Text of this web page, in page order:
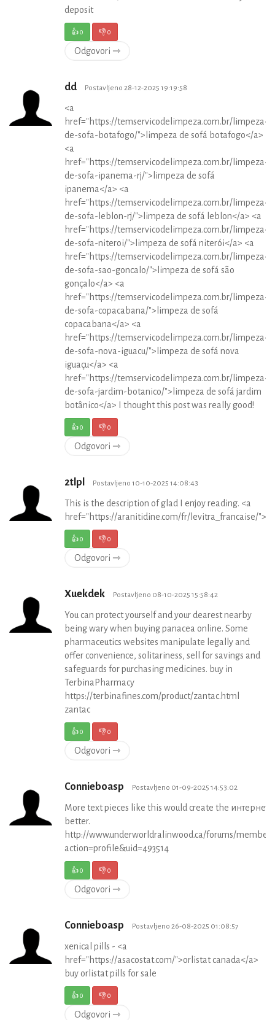
deposit
👍0 👎0
Odgovori ⇾
dd Postavljeno 28-12-2025 19:19:58
<a
href="https://temservicodelimpeza.com.br/limpeza-
de-sofa-botafogo/">limpeza de sofá botafogo</a>
<a
href="https://temservicodelimpeza.com.br/limpeza-
de-sofa-ipanema-rj/">limpeza de sofá
ipanema</a> <a
href="https://temservicodelimpeza.com.br/limpeza-
de-sofa-leblon-rj/">limpeza de sofá leblon</a> <a
href="https://temservicodelimpeza.com.br/limpeza-
de-sofa-niteroi/">limpeza de sofá niterói</a> <a
href="https://temservicodelimpeza.com.br/limpeza-
de-sofa-sao-goncalo/">limpeza de sofá são
gonçalo</a> <a
href="https://temservicodelimpeza.com.br/limpeza-
de-sofa-copacabana/">limpeza de sofá
copacabana</a> <a
href="https://temservicodelimpeza.com.br/limpeza-
de-sofa-nova-iguacu/">limpeza de sofá nova
iguaçu</a> <a
href="https://temservicodelimpeza.com.br/limpeza-
de-sofa-jardim-botanico/">limpeza de sofá jardim
botânico</a> I thought this post was really good!
👍0 👎0
Odgovori ⇾
2tlpl Postavljeno 10-10-2025 14:08:43
This is the description of glad I enjoy reading. <a
href="https://aranitidine.com/fr/levitra_francaise/
👍0 👎0
Odgovori ⇾
Xuekdek Postavljeno 08-10-2025 15:58:42
You can protect yourself and your dearest nearby
being wary when buying panacea online. Some
pharmaceutics websites manipulate legally and
offer convenience, solitariness, sell for savings and
safeguards for purchasing medicines. buy in
TerbinaPharmacy
https://terbinafines.com/product/zantac.html
zantac
👍0 👎0
Odgovori ⇾
Connieboasp Postavljeno 01-09-2025 14:53:02
More text pieces like this would create the интернет
better.
http://www.underworldralinwood.ca/forums/
action=profile&uid=493514
👍0 👎0
Odgovori ⇾
Connieboasp Postavljeno 26-08-2025 01:08:57
xenical pills - <a
href="https://asacostat.com/">orlistat canada</a>
buy orlistat pills for sale
👍0 👎0
Odgovori ⇾